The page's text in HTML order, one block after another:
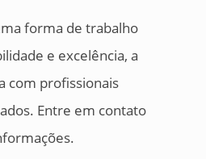
forma de trabalho
e excelência, a
com profissionais
Entre em contato